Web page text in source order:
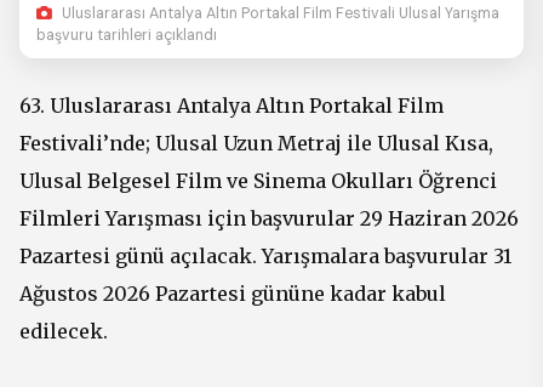
Uluslararası Antalya Altın Portakal Film Festivali Ulusal Yarışma
başvuru tarihleri açıklandı
63. Uluslararası Antalya Altın Portakal Film
Festivali’nde; Ulusal Uzun Metraj ile Ulusal Kısa,
Ulusal Belgesel Film ve Sinema Okulları Öğrenci
Filmleri Yarışması için başvurular 29 Haziran 2026
Pazartesi günü açılacak. Yarışmalara başvurular 31
Ağustos 2026 Pazartesi gününe kadar kabul
edilecek.